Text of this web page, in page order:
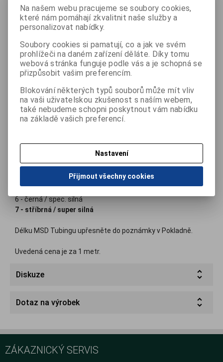
Počet na skladě:>5
Podrobný popis
MSD Tubing má stejné vlastnosti a složení jako MSD-Band
z latexové pryže v různých sílách odporu, která jsou od sebe
barevně odlišena.
MSD Tubing je na roli o délce 30 m, z které lze délku MSD
Tubingu upravit dle přání zákazníka.
Barevné rozlišení tuhosti MSD-Tubingu:
3 - červená / středně silná
5 - modrá / extra silná
6 - černá / spec. silná
7 - stříbrná / super silná
Délku MSD Tubingu upřesněte do poznámky v Pokladně.
Uvedená cena je za 1 metr.
Diskuze
Dotaz na výrobek
ZÁKAZNICKÝ SERVIS
Na našem webu pracujeme se soubory cookies,
které nám pomáhají zkvalitnit naše služby a
personalizovat nabídky.
Soubory cookies si pamatují, co a jak ve svém
prohlížeči na daném zařízení děláte. Díky tomu
webová stránka funguje podle vás a je schopná se
přizpůsobit vašim preferencím.
Blokování některých typů souborů může mít vliv
na vaši uživatelskou zkušenost s naším webem,
také nebudeme schopni poskytnout vám nabídku
na základě vašich preferencí.
Nastavení
Přijmout všechny cookies